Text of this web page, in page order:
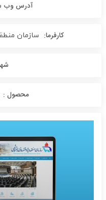
آدرس وب
کارفرما: سازمان منطقه
شهر:
محصول :